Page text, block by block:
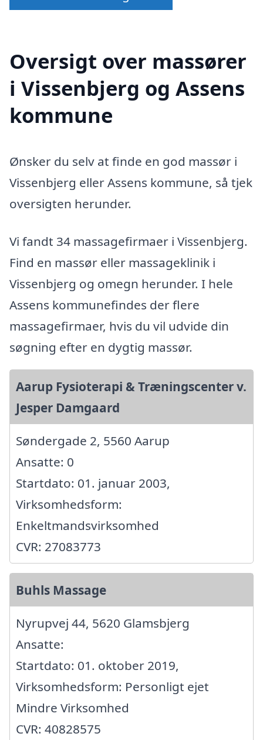
Oversigt over massører
i Vissenbjerg og Assens
kommune
Ønsker du selv at finde en god massør i
Vissenbjerg eller Assens kommune, så tjek
oversigten herunder.
Vi fandt 34 massagefirmaer i Vissenbjerg.
Find en massør eller massageklinik i
Vissenbjerg og omegn herunder. I hele
Assens kommunefindes der flere
massagefirmaer, hvis du vil udvide din
søgning efter en dygtig massør.
Aarup Fysioterapi & Træningscenter v.
Jesper Damgaard
Søndergade 2, 5560 Aarup
Ansatte: 0
Startdato: 01. januar 2003,
Virksomhedsform:
Enkeltmandsvirksomhed
CVR: 27083773
Buhls Massage
Nyrupvej 44, 5620 Glamsbjerg
Ansatte:
Startdato: 01. oktober 2019,
Virksomhedsform: Personligt ejet
Mindre Virksomhed
CVR: 40828575